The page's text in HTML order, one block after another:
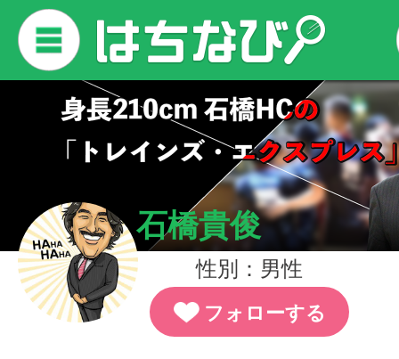
石橋貴俊
性別：男性
フォローする